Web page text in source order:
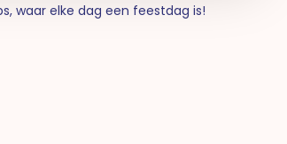
waar elke dag een feestdag is!